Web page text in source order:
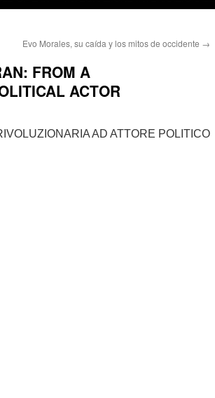
Evo Morales, su caída y los mitos de occidente →
FROM A
ACTOR
AD ATTORE POLITICO